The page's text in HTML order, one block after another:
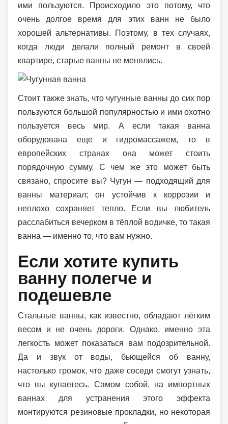
ими пользуются. Происходило это потому, что
очень долгое время для этих ванн не было
хорошей альтернативы. Поэтому, в тех случаях,
когда люди делали полный ремонт в своей
квартире, старые ванны не менялись.
Стоит также знать, что чугунные ванны до сих пор
пользуются большой популярностью и ими охотно
пользуется весь мир. А если такая ванна
оборудована еще и гидромассажем, то в
европейских странах она может стоить
порядочную сумму. С чем же это может быть
связано, спросите вы? Чугун — подходящий для
ванны материал; он устойчив к коррозии и
неплохо сохраняет тепло. Если вы любитель
расслабиться вечерком в тёплой водичке, то такая
ванна — именно то, что вам нужно.
Если хотите купить
ванну полегче и
подешевле
Стальные ванны, как известно, обладают лёгким
весом и не очень дороги. Однако, именно эта
легкость может показаться вам подозрительной.
Да и звук от воды, бьющейся об ванну,
настолько громок, что даже соседи смогут узнать,
что вы купаетесь. Самом собой, на импортных
ваннах для устранения этого эффекта
монтируются резиновые прокладки, но некоторая